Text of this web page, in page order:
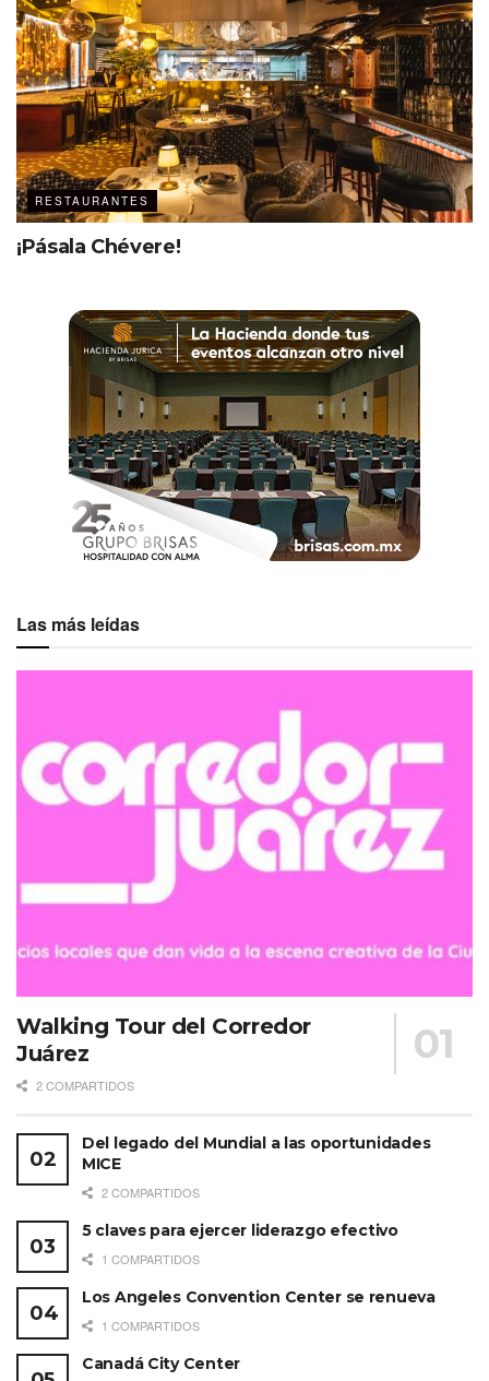
RESTAURANTES
¡Pásala Chévere!
Las más leídas
Walking Tour del Corredor
Juárez
2 COMPARTIDOS
Del legado del Mundial a las oportunidades
MICE
2 COMPARTIDOS
5 claves para ejercer liderazgo efectivo
1 COMPARTIDOS
Los Angeles Convention Center se renueva
1 COMPARTIDOS
Canadá City Center